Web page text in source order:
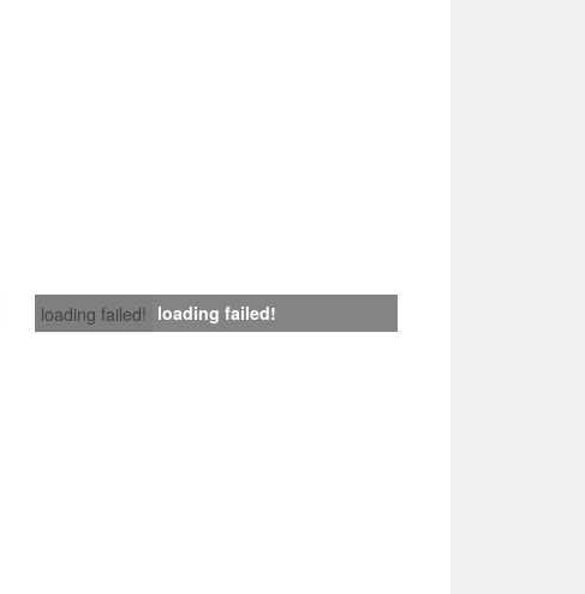
loading failed! loading failed!